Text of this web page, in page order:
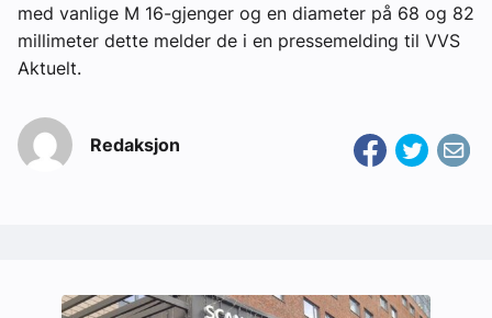
med vanlige M 16-gjenger og en diameter på 68 og 82
millimeter dette melder de i en pressemelding til VVS
Aktuelt.
Redaksjon